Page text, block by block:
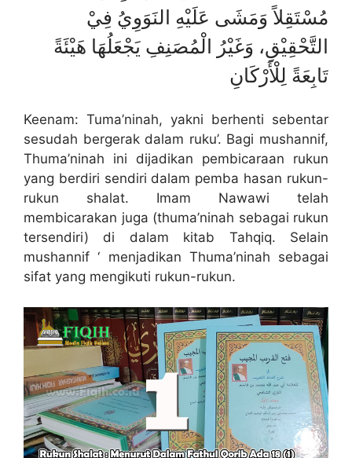
مُسْتَقِلاً وَمَشَى عَلَيْهِ النَوَوِيُ فِيْ
التَّحْقِيْقِ، وَغَيْرُ الْمُصَنِفِ يَجْعَلُهَا هَيْئَةً
تَابِعَةً لِلْأَرْكَانِ
Keenam: Tuma’ninah, yakni berhenti sebentar
sesudah bergerak dalam ruku’. Bagi mushannif,
Thuma’ninah ini dijadikan pembicaraan rukun
yang berdiri sendiri dalam pemba hasan rukun-
rukun shalat. Imam Nawawi telah
membicarakan juga (thuma’ninah sebagai rukun
tersendiri) di dalam kitab Tahqiq. Selain
mushannif ‘ menjadikan Thuma’ninah sebagai
sifat yang mengikuti rukun-rukun.